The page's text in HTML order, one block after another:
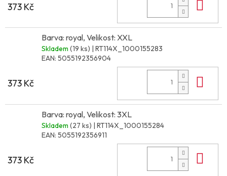
373 Kč
Barva: royal, Velikost: XXL
Skladem (19 ks) | RT114X_1000155283
EAN: 5055192356904
373 Kč
Barva: royal, Velikost: 3XL
Skladem (27 ks) | RT114X_1000155284
EAN: 5055192356911
373 Kč